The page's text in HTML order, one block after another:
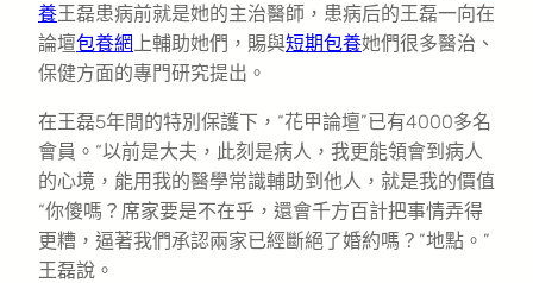
養王磊患病前就是她的主治醫師，患病后的王磊一向在
論壇包養網 上輔助她們，賜與短期包養她們很多醫治、
保健方面的專門研究提出。
在王磊5年間的特別保護下，“花甲論壇”已有4000多名
會員。“以前是大夫，此刻是病人，我更能領會到病人
的心境，能用我的醫學常識輔助到他人，就是我的價值
“你傻嗎？席家要是不在乎，還會千方百計把事情弄得
更糟，逼著我們承認兩家已經斷絕了婚約嗎？”地點。”
王磊說。